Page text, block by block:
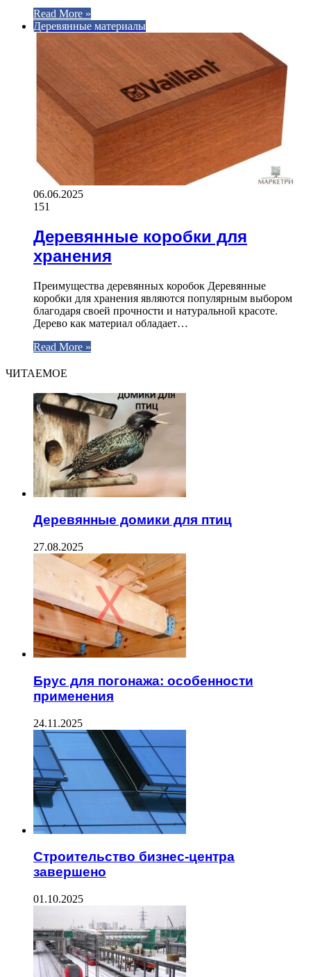
Read More »
Деревянные материалы
06.06.2025
151
Деревянные коробки для
хранения
Преимущества деревянных коробок Деревянные
коробки для хранения являются популярным выбором
благодаря своей прочности и натуральной красоте.
Дерево как материал обладает…
Read More »
ЧИТАЕМОЕ
Деревянные домики для птиц
27.08.2025
Брус для погонажа: особенности
применения
24.11.2025
Строительство бизнес-центра
завершено
01.10.2025